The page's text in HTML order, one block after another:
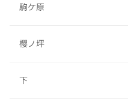
駒ケ原
櫻ノ坪
下